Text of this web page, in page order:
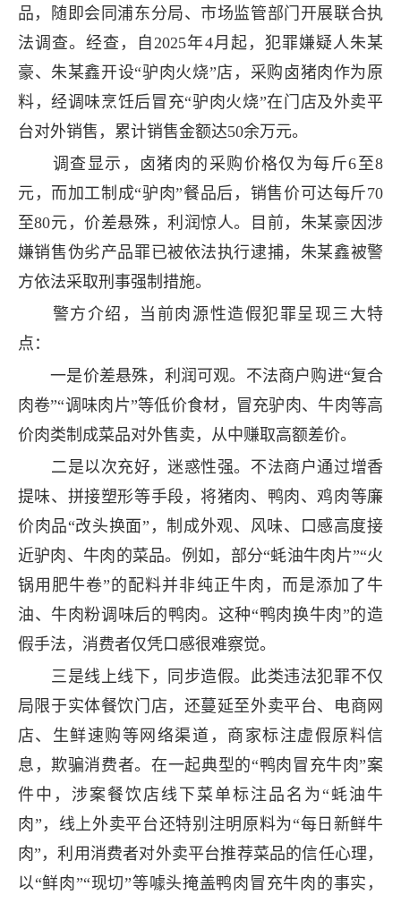
品，随即会同浦东分局、市场监管部门开展联合执
法调查。经查，自2025年4月起，犯罪嫌疑人朱某
豪、朱某鑫开设“驴肉火烧”店，采购卤猪肉作为原
料，经调味烹饪后冒充“驴肉火烧”在门店及外卖平
台对外销售，累计销售金额达50余万元。
调查显示，卤猪肉的采购价格仅为每斤6至8
元，而加工制成“驴肉”餐品后，销售价可达每斤70
至80元，价差悬殊，利润惊人。目前，朱某豪因涉
嫌销售伪劣产品罪已被依法执行逮捕，朱某鑫被警
方依法采取刑事强制措施。
警方介绍，当前肉源性造假犯罪呈现三大特
点：
一是价差悬殊，利润可观。不法商户购进“复合
肉卷”“调味肉片”等低价食材，冒充驴肉、牛肉等高
价肉类制成菜品对外售卖，从中赚取高额差价。
二是以次充好，迷惑性强。不法商户通过增香
提味、拼接塑形等手段，将猪肉、鸭肉、鸡肉等廉
价肉品“改头换面”，制成外观、风味、口感高度接
近驴肉、牛肉的菜品。例如，部分“蚝油牛肉片”“火
锅用肥牛卷”的配料并非纯正牛肉，而是添加了牛
油、牛肉粉调味后的鸭肉。这种“鸭肉换牛肉”的造
假手法，消费者仅凭口感很难察觉。
三是线上线下，同步造假。此类违法犯罪不仅
局限于实体餐饮门店，还蔓延至外卖平台、电商网
店、生鲜速购等网络渠道，商家标注虚假原料信
息，欺骗消费者。在一起典型的“鸭肉冒充牛肉”案
件中，涉案餐饮店线下菜单标注品名为“蚝油牛
肉”，线上外卖平台还特别注明原料为“每日新鲜牛
肉”，利用消费者对外卖平台推荐菜品的信任心理，
以“鲜肉”“现切”等噱头掩盖鸭肉冒充牛肉的事实，